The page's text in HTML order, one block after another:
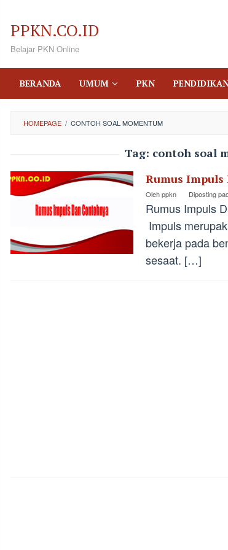
konten
PPKN.CO.ID
Belajar PKN Online
BERANDA UMUM PKN
HOMEPAGE / CONTOH SOAL MOMENTUM
Tag: contoh soal
Rumus
Olehppkn Diposting
Rumus Impuls
Impuls
bekerja pada
sesaat. […]